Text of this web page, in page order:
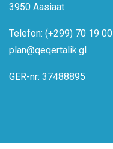
3950 Aasiaat
Telefon: (+299) 70 19 00
plan@qeqertalik.gl
GER-nr: 37488895